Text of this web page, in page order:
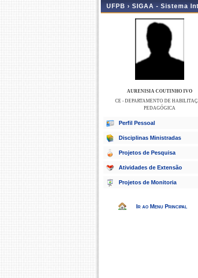
UFPB › SIGAA - Sistema
AURENISIA COUTINHO IVO
CE - DEPARTAMENTO DE
PEDAGÓGICA
Perfil Pessoal
Disciplinas Ministradas
Projetos de Pesquisa
Atividades de Extensão
Projetos de Monitoria
Ir ao Menu Principal